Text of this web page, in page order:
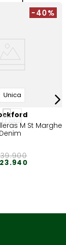
-40%
Unica
M St Marghe
Denim
39.900
23.940